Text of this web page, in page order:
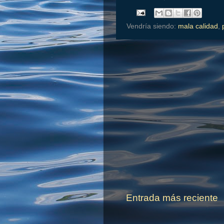
Vendría siendo: mala calidad
Entrada más reciente